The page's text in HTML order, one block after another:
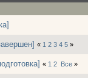
« 1 2 3 4 5 »
« 1 2 Все »